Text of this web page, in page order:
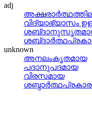
adj
വിദ്യാഭ്യാസം
unknown
അനലംകൃതമായ
പദാനുപദമായ
വിരസമായ